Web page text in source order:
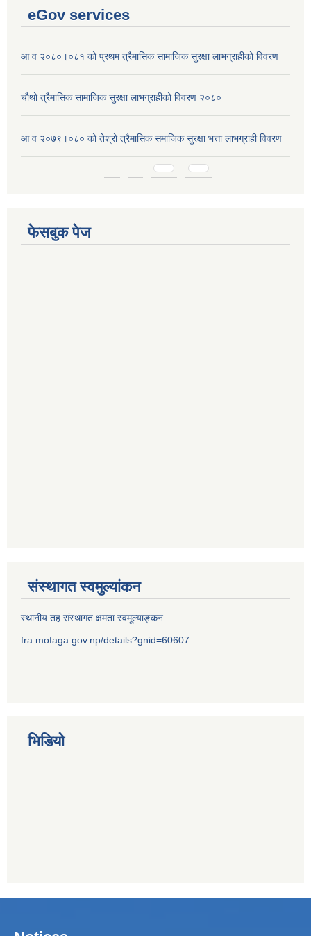
eGov services
आ व २०८०।०८१ को प्रथम त्रैमासिक सामाजिक सुरक्षा लाभग्राहीको विवरण
चौथो त्रैमासिक सामाजिक सुरक्षा लाभग्राहीको विवरण २०८०
आ व २०७९।०८० को तेश्रो त्रैमासिक समाजिक सुरक्षा भत्ता लाभग्राही विवरण
फेसबुक पेज
संस्थागत स्वमुल्यांकन
स्थानीय तह संस्थागत क्षमता स्वमूल्याङ्कन
fra.mofaga.gov.np/details?gnid=60607
भिडियो